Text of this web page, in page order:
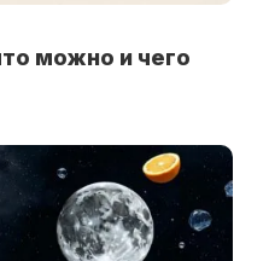
можно и чего